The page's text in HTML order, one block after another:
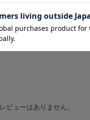
レビューはありません。